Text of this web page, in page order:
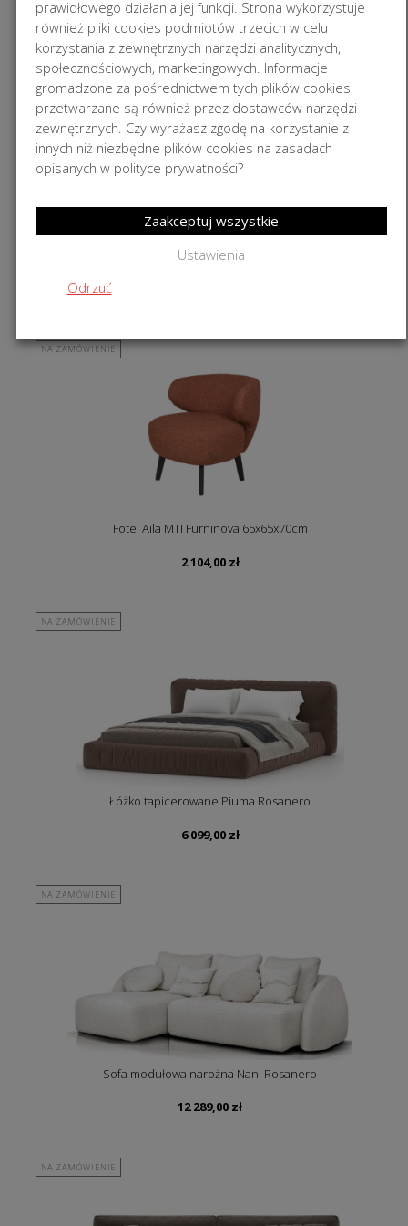
wynosiła:
2
190,00 zł.
wynosi:
1
290,00 zł.
NA ZAMÓWIENIE
Fotel Circolo MTI Furninova 82x96x73cm
NA ZAMÓWIENIE
Fotel Aila MTI Furninova 65x65x70cm
2 104,00 zł
NA ZAMÓWIENIE
Łóżko tapicerowane Piuma Rosanero
6 099,00 zł
NA ZAMÓWIENIE
Sofa modułowa narożna Nani Rosanero
12 289,00 zł
NA ZAMÓWIENIE
prawidłowego działania jej funkcji. Strona wykorzystuje
również pliki cookies podmiotów trzecich w celu
korzystania z zewnętrznych narzędzi analitycznych,
społecznościowych, marketingowych. Informacje
gromadzone za pośrednictwem tych plików cookies
przetwarzane są również przez dostawców narzędzi
zewnętrznych. Czy wyrażasz zgodę na korzystanie z
innych niż niezbędne plików cookies na zasadach
opisanych w polityce prywatności?
Ustawienia
Odrzuć
Zaakceptuj wszystkie